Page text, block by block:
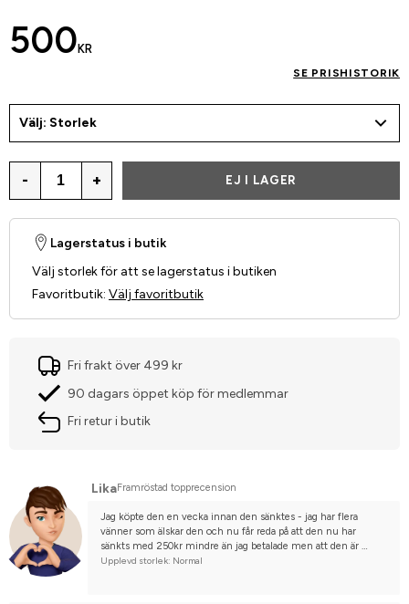
500 KR
SE PRISHISTORIK
Välj: Storlek
- + EJ I LAGER
Lagerstatus i butik
Välj storlek för att se lagerstatus i butiken
Favoritbutik: Välj favoritbutik
Fri frakt över 499 kr
90 dagars öppet köp för medlemmar
Fri retur i butik
LikaFramröstad topprecension
Jag köpte den en vecka innan den sänktes - jag har flera
vänner som älskar den och nu får reda på att den nu har
sänkts med 250kr mindre än jag betalade men att den är
utgången och nu bara finns i xs. Jag har letat efter en jacka
Upplevd storlek: Normal